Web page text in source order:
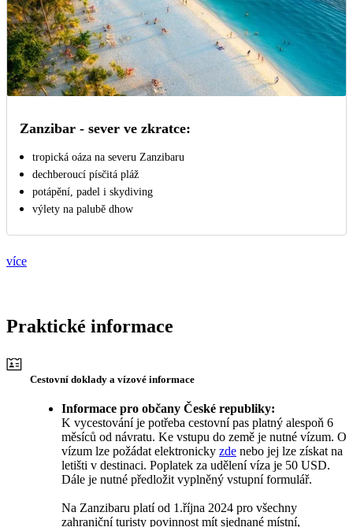
Zanzibar - sever ve zkratce:
tropická oáza na severu Zanzibaru
dechberoucí písčitá pláž
potápění, padel i skydiving
výlety na palubě dhow
více
Praktické informace
Cestovní doklady a vízové informace
Informace pro občany České republiky:
K vycestování je potřeba cestovní pas platný alespoň 6
měsíců od návratu. Ke vstupu do země je nutné vízum. O
vízum lze požádat elektronicky zde nebo jej lze získat na
letišti v destinaci. Poplatek za udělení víza je 50 USD.
Dále je nutné předložit vyplněný vstupní formulář.
Na Zanzibaru platí od 1.října 2024 pro všechny
zahraniční turisty povinnost mít sjednané místní,